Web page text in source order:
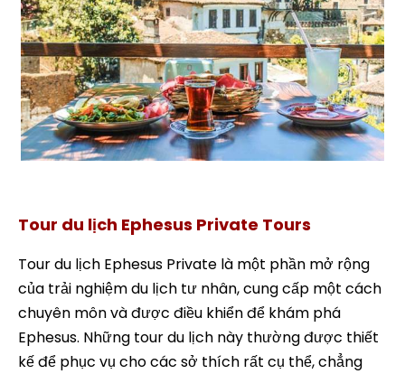
Tour du lịch Ephesus Private Tours
Tour du lịch Ephesus Private là một phần mở rộng
của trải nghiệm du lịch tư nhân, cung cấp một cách
chuyên môn và được điều khiển để khám phá
Ephesus. Những tour du lịch này thường được thiết
kế để phục vụ cho các sở thích rất cụ thể, chẳng